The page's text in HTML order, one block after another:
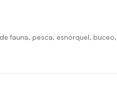
fauna, pesca, esnórquel, buceo,